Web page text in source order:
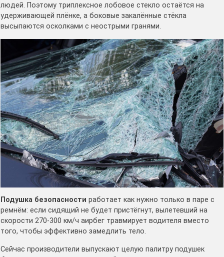
людей. Поэтому триплексное лобовое стекло остаётся на
удерживающей плёнке, а боковые закалённые стёкла
высыпаются осколками с неострыми гранями.
Подушка безопасности работает как нужно только в паре с
ремнём: если сидящий не будет пристёгнут, вылетевший на
скорости 270-300 км/ч аирбег травмирует водителя вместо
того, чтобы эффективно замедлить тело.
Сейчас производители выпускают целую палитру подушек